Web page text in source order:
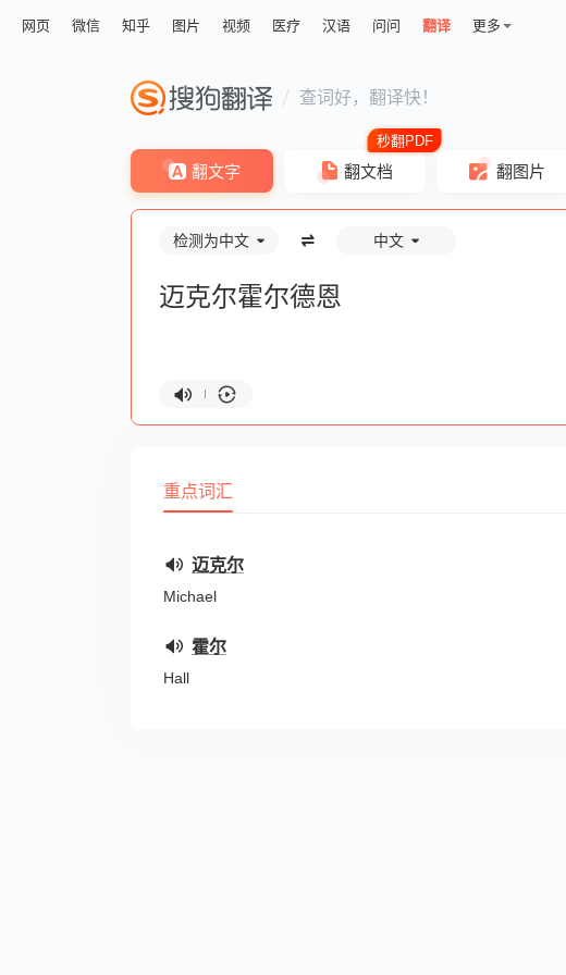
网页 微信 知乎 图片 视频 医疗 汉语 问问 翻译 更多
查词好，翻译快！
翻文字 翻文档 翻图片
检测为中文 中文
重点词汇
迈克尔
Michael
霍尔
Hall